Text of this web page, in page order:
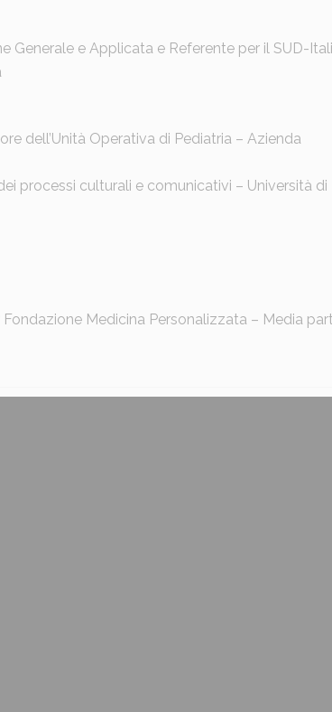
Generale e Applicata e Referente per il SUD-
dell’Unità Operativa di Pediatria – Azienda
processi culturali e comunicativi – Università di
Fondazione Medicina Personalizzata – Media